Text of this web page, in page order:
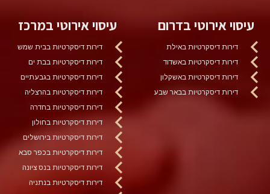
עיסוי אירוטי בדרום
דירות דיסקרטיות באילת
דירות דיסקרטיות באשדוד
דירות דיסקרטיות באשקלון
דירות דיסקרטיות בבאר שבע
עיסוי אירוטי במרכז
דירות דיסקרטיות בבית שמש
דירות דיסקרטיות בבת ים
דירות דיסקרטיות בגבעתיים
דירות דיסקרטיות בהרצליה
דירות דיסקרטיות בחדרה
דירות דיסקרטיות בחולון
דירות דיסקרטיות בירושלים
דירות דיסקרטיות בכפר סבא
דירות דיסקרטיות בנס ציונה
דירות דיסקרטיות בנתניה